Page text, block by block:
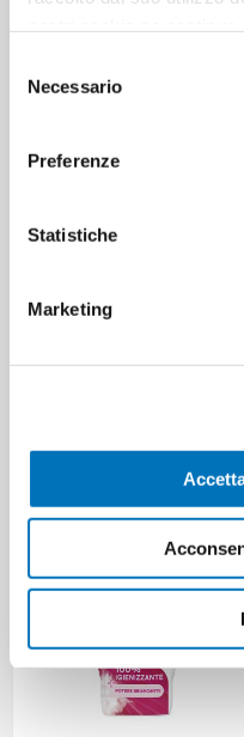
delNecessario
Preferenze
Statistiche
Marketing
Cartons for layer
Minimum sale
PRODUCT TAGS
THIS